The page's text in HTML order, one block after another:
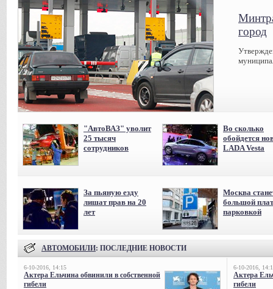
город
"АвтоВАЗ" уволит
25 тысяч
сотрудников
Во сколько
обойдется
LADA Vesta
За пьяную езду
лишат прав на 20
лет
Москва
большой
парковкой
АВТОМОБИЛИ: ПОСЛЕДНИЕ НОВОСТИ
6-10-2016, 14:15
Актера Ельчина обвинили в собственной
гибели
6-10-2016,
Актера
гибели